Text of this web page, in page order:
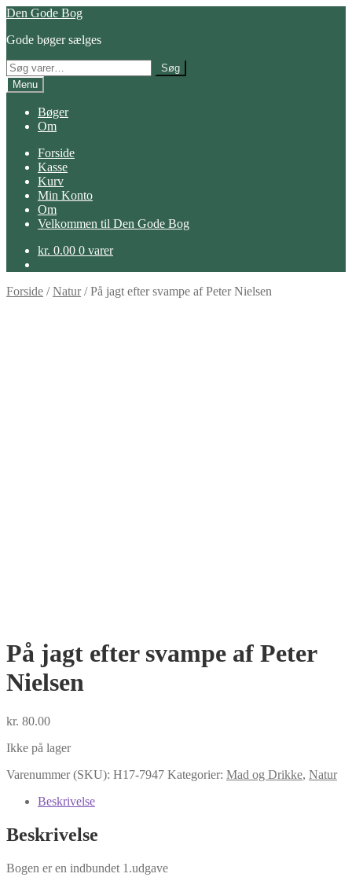
Spring
navigation
Spring
indhold
Den Gode Bog
Gode bøger sælges
Søg
efter:
Søg
Menu
Bøger
Om
Forside
Kasse
Kurv
Min Konto
Om
Velkommen til Den Gode Bog
kr. 0.00 0 varer
Forside /Natur/På jagt efter svampe af Peter Nielsen
På jagt efter svampe af Peter
Nielsen
kr. 80.00
Ikke på lager
Varenummer (SKU): H17-7947 Kategorier: Mad og Drikke, Natur
Beskrivelse
Beskrivelse
Bogen er en indbundet 1.udgave